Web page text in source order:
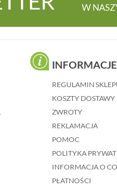
W
INFORMACJE
REGULAMIN
KOSZTY DOSTAWY
ZWROTY
REKLAMACJA
POMOC
POLITYKA
INFORMACJA O
PŁATNOŚCI